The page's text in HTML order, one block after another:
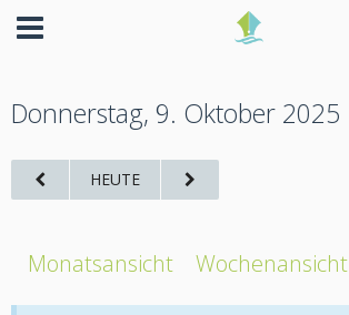
Donnerstag, 9. Oktober 2025
HEUTE
Monatsansicht Wochenansicht